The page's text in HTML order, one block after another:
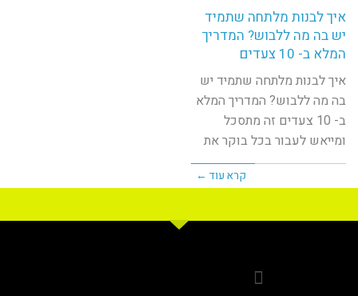
איך לבנות מלתחה שתמיד
יש בה מה ללבוש? המדריך
המלא ב- 10 צעדים
איך לבנות מלתחה שתמיד יש
בה מה ללבוש? המדריך המלא
ב- 10 צעדים זה מתסכל
ומייאש לעבור בכל בוקר את
קרא עוד ←